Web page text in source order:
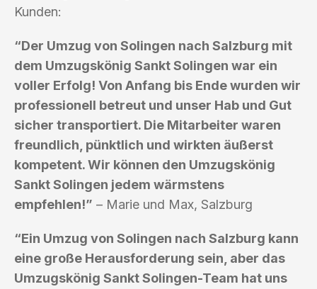
Kunden:
“Der Umzug von Solingen nach Salzburg mit
dem Umzugskönig Sankt Solingen war ein
voller Erfolg! Von Anfang bis Ende wurden wir
professionell betreut und unser Hab und Gut
sicher transportiert. Die Mitarbeiter waren
freundlich, pünktlich und wirkten äußerst
kompetent. Wir können den Umzugskönig
Sankt Solingen jedem wärmstens
empfehlen!” – Marie und Max, Salzburg
“Ein Umzug von Solingen nach Salzburg kann
eine große Herausforderung sein, aber das
Umzugskönig Sankt Solingen-Team hat uns